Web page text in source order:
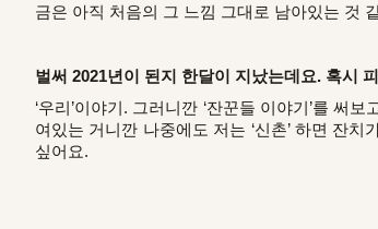
금은 아직 처음의 그 느낌 그대로 남아있는 것
벌써 2021년이 된지 한달이 지났는데요. 혹시
‘우리’이야기. 그러니깐 ‘잔꾼들 이야기’를 써
여있는 거니깐 나중에도 저는 ‘신촌’ 하면 잔
싶어요.